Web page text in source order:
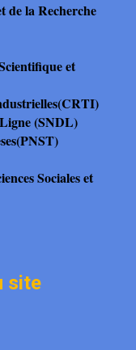
de la Recherche
et
(SNDL)
Sociales et
site